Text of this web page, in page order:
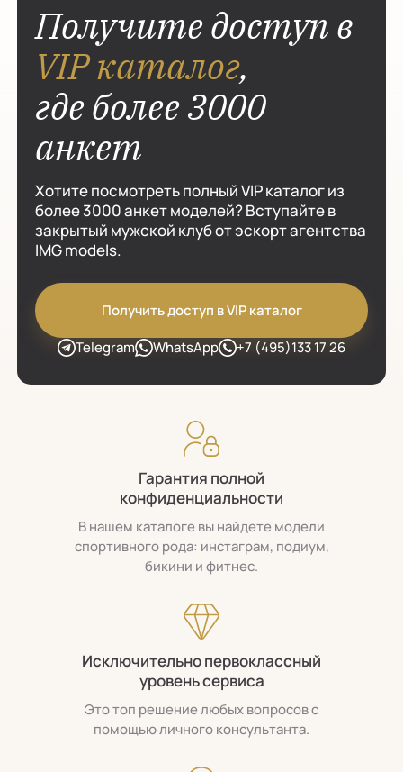
Получите доступ в
VIP каталог,
где более 3000
анкет
Хотите посмотреть полный VIP каталог из
более 3000 анкет моделей? Вступайте в
закрытый мужской клуб от эскорт агентства
IMG models.
Получить доступ в VIP каталог
Telegram
WhatsApp +7 (495)133 17 26
Гарантия полной
конфиденциальности
В нашем каталоге вы найдете модели
спортивного рода: инстаграм, подиум,
бикини и фитнес.
Исключительно первоклассный
уровень сервиса
Это топ решение любых вопросов с
помощью личного консультанта.